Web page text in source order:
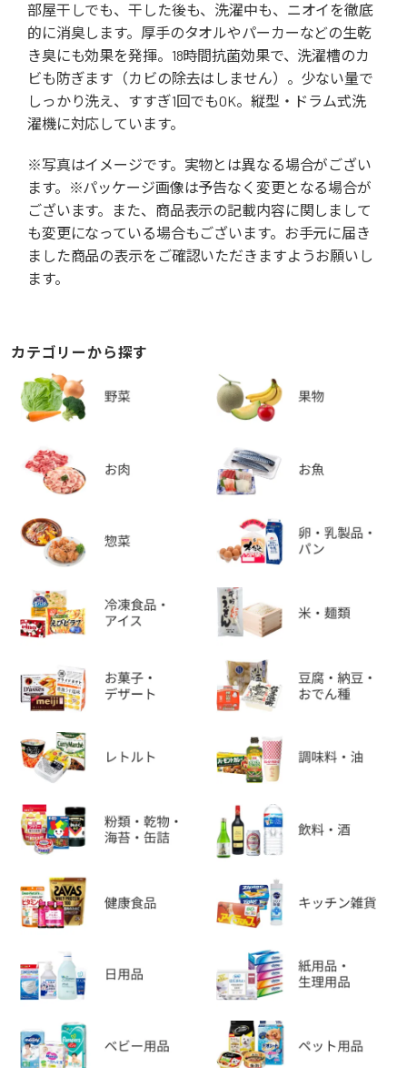
部屋干しでも、干した後も、洗濯中も、ニオイを徹底
的に消臭します。厚手のタオルやパーカーなどの生乾
き臭にも効果を発揮。18時間抗菌効果で、洗濯槽のカ
ビも防ぎます（カビの除去はしません）。少ない量で
しっかり洗え、すすぎ1回でもOK。縦型・ドラム式洗
濯機に対応しています。
※写真はイメージです。実物とは異なる場合がござい
ます。※パッケージ画像は予告なく変更となる場合が
ございます。また、商品表示の記載内容に関しまして
も変更になっている場合もございます。お手元に届き
ました商品の表示をご確認いただきますようお願いし
ます。
カテゴリーから探す